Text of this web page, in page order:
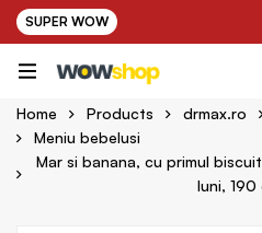
SUPER WOW
✌ Nou! Ultimii parteneri
Farma ✌
Home Products drmax.ro
Meniu bebelusi
Mar si banana, cu primul
luni, 190